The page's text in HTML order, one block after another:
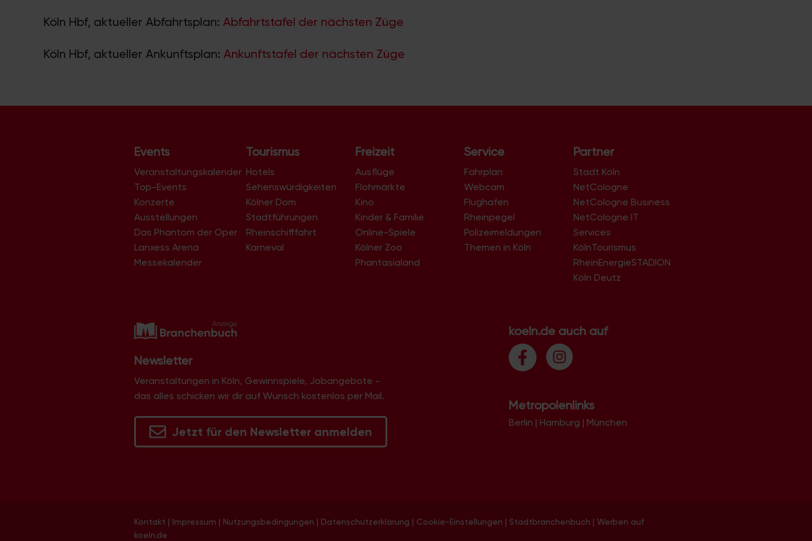
Köln Hbf, aktueller Abfahrtsplan: Abfahrtstafel der nächsten Züge
Köln Hbf, aktueller Ankunftsplan: Ankunftstafel der nächsten Züge
Events
Veranstaltungskalender
Top-Events
Konzerte
Ausstellungen
Das Phantom der Oper
Lanxess Arena
Messekalender
Tourismus
Hotels
Sehenswürdigkeiten
Kölner Dom
Stadtführungen
Rheinschifffahrt
Karneval
Freizeit
Ausflüge
Flohmärkte
Kino
Kinder & Familie
Online-Spiele
Kölner Zoo
Phantasialand
Service
Fahrplan
Webcam
Flughafen
Rheinpegel
Polizeimeldungen
Themen in Köln
Partner
Stadt Köln
NetCologne
NetCologne Business
NetCologne IT
Services
KölnTourismus
RheinEnergieSTADION
Köln Deutz
Newsletter
Veranstaltungen in Köln, Gewinnspiele, Jobangebote -
das alles schicken wir dir auf Wunsch kostenlos per Mail.
Jetzt für den Newsletter anmelden
koeln.de auch auf
Metropolenlinks
Berlin | Hamburg | München
Kontakt | Impressum | Nutzungsbedingungen | Datenschutzerklärung | Cookie-Einstellungen | Stadtbranchenbuch | Werben auf
koeln.de